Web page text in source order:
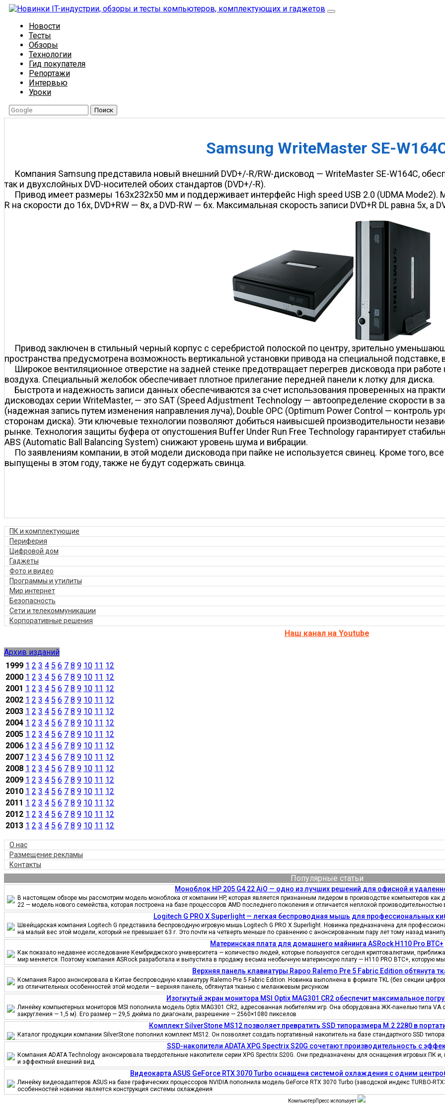
Новости
Тесты
Обзоры
Технологии
Гид покупателя
Репортажи
Интервью
Уроки
Поиск
Samsung WriteMaster SE-
Компания Samsung представила новый внешний DVD+/-R/RW-дисковод — WriteMaster SE-W164C,
так и двухслойных DVD-носителей обоих стандартов (DVD+/-R).
Привод имеет размеры 163x232x50 мм и поддерживает интерфейс High speed USB 2.0 (UDMA Mode2).
R на скорости до 16х, DVD+RW — 8х, а DVD-RW — 6х. Максимальная скорость записи DVD+R DL равна 5х,
Привод заключен в стильный черный корпус с серебристой полоской по центру, зрительно
пространства предусмотрена возможность вертикальной установки привода на специальной
Широкое вентиляционное отверстие на задней стенке предотвращает перегрев дисковода при
воздуха. Специальный желобок обеспечивает плотное прилегание передней панели к лотку для диска.
Быстрота и надежность записи данных обеспечиваются за счет использования проверенных на
дисководах серии WriteMaster, — это SAT (Speed Adjustment Technology — автоопределение скорости в
(надежная запись путем изменения направления луча), Double OPC (Optimum Power Control — контроль
сторонам диска). Эти ключевые технологии позволяют добиться наивысшей производительности
рынке. Технология защиты буфера от опустошения Buffer Under Run Free Technology гарантирует
ABS (Automatic Ball Balancing System) снижают уровень шума и вибрации.
По заявлениям компании, в этой модели дисковода при пайке не используется свинец. Кроме того,
выпущены в этом году, также не будут содержать свинца.
ПК и комплектующие
Периферия
Цифровой дом
Гаджеты
Фото и видео
Программы и утилиты
Мир интернет
Безопасность
Сети и телекоммуникации
Корпоративные решения
Наш канал на Youtube
Архив изданий
1999 1 2 3 4 5 6 7 8 9 10 11 12
2000 1 2 3 4 5 6 7 8 9 10 11 12
2001 1 2 3 4 5 6 7 8 9 10 11 12
2002 1 2 3 4 5 6 7 8 9 10 11 12
2003 1 2 3 4 5 6 7 8 9 10 11 12
2004 1 2 3 4 5 6 7 8 9 10 11 12
2005 1 2 3 4 5 6 7 8 9 10 11 12
2006 1 2 3 4 5 6 7 8 9 10 11 12
2007 1 2 3 4 5 6 7 8 9 10 11 12
2008 1 2 3 4 5 6 7 8 9 10 11 12
2009 1 2 3 4 5 6 7 8 9 10 11 12
2010 1 2 3 4 5 6 7 8 9 10 11 12
2011 1 2 3 4 5 6 7 8 9 10 11 12
2012 1 2 3 4 5 6 7 8 9 10 11 12
2013 1 2 3 4 5 6 7 8 9 10 11 12
О нас
Размещение рекламы
Контакты
Популярные статьи
Моноблок HP 205 G4 22 AiO — одно из лучших решений для офисной и
В настоящем обзоре мы рассмотрим модель моноблока от компании HP, которая является признанным лидером в производстве компьютеров
22 — модель нового семейства, которая построена на базе процессоров AMD последнего поколения и отличается неплохой производительностью
Logitech G PRO X Superlight — легкая беспроводная мышь для профессиональных
Швейцарская компания Logitech G представила беспроводную игровую мышь Logitech G PRO X Superlight. Новинка предназначена для
на малый вес этой модели, который не превышает 63 г. Это почти на четверть меньше по сравнению с анонсированным пару лет тому назад
Материнская плата для домашнего майнинга ASRock H110 Pro BTC+
Как показало недавнее исследование Кембриджского университета — количество людей, которые пользуются сегодня криптовалютами,
мир меняется. Поэтому компания ASRock разработала и выпустила в продажу весьма необычную материнскую плату — H110 PRO BTC+, которую
Верхняя панель клавиатуры Rapoo Ralemo Pre 5 Fabric Edition обтянута
Компания Rapoo анонсировала в Китае беспроводную клавиатуру Ralemo Pre 5 Fabric Edition. Новинка выполнена в формате TKL (без секции
из отличительных особенностей этой модели — верхняя панель, обтянутая тканью с меланжевым рисунком
Изогнутый экран монитора MSI Optix MAG301 CR2 обеспечит максимальное
Линейку компьютерных мониторов MSI пополнила модель Optix MAG301 CR2, адресованная любителям игр. Она оборудована ЖК-панелью типа
закругления — 1,5 м). Его размер — 29,5 дюйма по диагонали, разрешение — 2560×1080 пикселов
Комплект SilverStone MS12 позволяет превратить SSD типоразмера M.2 2280 в
Каталог продукции компании SilverStone пополнил комплект MS12. Он позволяет создать портативный накопитель на базе стандартного SSD
SSD-накопители ADATA XPG Spectrix S20G сочетают производительность с
Компания ADATA Technology анонсировала твердотельные накопители серии XPG Spectrix S20G. Они предназначены для оснащения игровых ПК
и эффектный внешний вид
Видеокарта ASUS GeForce RTX 3070 Turbo оснащена системой охлаждения с одним
Линейку видеоадаптеров ASUS на базе графических процессоров NVIDIA пополнила модель GeForce RTX 3070 Turbo (заводской индекс TURBO-
особенностей новинки является конструкция системы охлаждения
КомпьютерПресс использует